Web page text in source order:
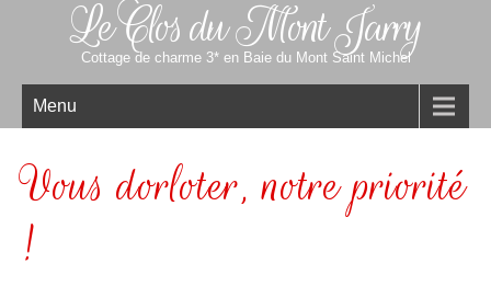
Le Clos du Mont Jarry
Cottage de charme 3* en Baie du Mont Saint Michel
Menu
Vous dorloter, notre priorité
!